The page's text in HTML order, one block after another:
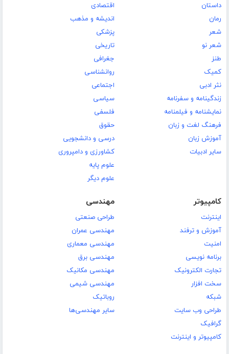
داستان
رمان
شعر
شعر نو
طنز
کمیک
نثر ادبی
زندگینامه و سفرنامه
نمایشنامه و فیلمنامه
فرهنگ لغت و زبان
آموزش زبان
سایر ادبیات
اقتصادی
اندیشه و مذهب
پزشکی
تاریخی
جغرافی
روانشناسی
اجتماعی
سیاسی
فلسفی
حقوق
درسی و دانشجویی
کشاورزی و دامپروری
علوم پایه
علوم دیگر
کامپیوتر
اینترنت
آموزش و ترفند
امنیت
برنامه نویسی
تجارت الکترونیک
سخت افزار
شبکه
طراحی وب سایت
گرافیک
کامپیوتر و اینترنت
مهندسی
طراحی صنعتی
مهندسی عمران
مهندسی معماری
مهندسی برق
مهندسی مکانیک
مهندسی شیمی
روباتیک
سایر مهندسی‌ها